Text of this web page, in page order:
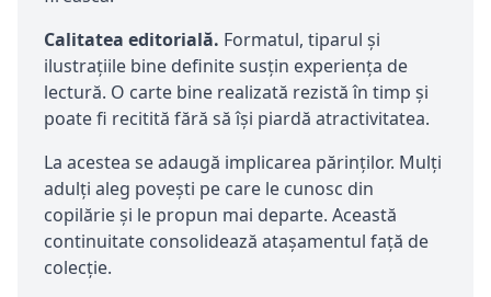
Calitatea editorială. Formatul, tiparul și
ilustrațiile bine definite susțin experiența de
lectură. O carte bine realizată rezistă în timp și
poate fi recitită fără să își piardă atractivitatea.
La acestea se adaugă implicarea părinților. Mulți
adulți aleg povești pe care le cunosc din
copilărie și le propun mai departe. Această
continuitate consolidează atașamentul față de
colecție.